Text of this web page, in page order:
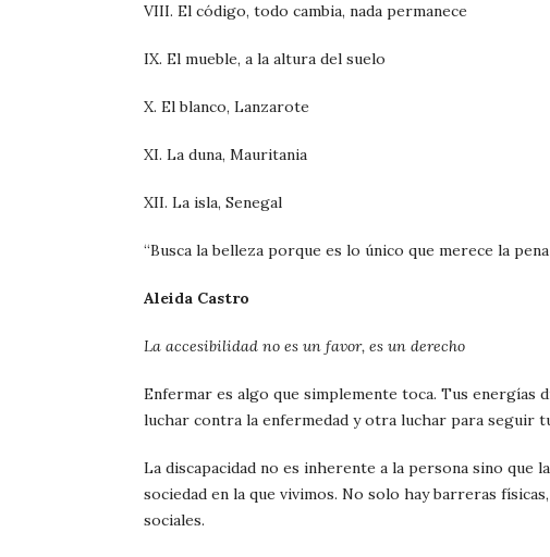
VIII. El código, todo cambia, nada permanece
IX. El mueble, a la altura del suelo
X. El blanco, Lanzarote
XI. La duna, Mauritania
XII. La isla, Senegal
“Busca la belleza porque es lo único que merece la
Aleida Castro
La accesibilidad no es un favor, es un derecho
Enfermar es algo que simplemente toca. Tus energías
luchar contra la enfermedad y otra luchar para seguir
La discapacidad no es inherente a la persona sino que
sociedad en la que vivimos. No solo hay barreras
sociales.